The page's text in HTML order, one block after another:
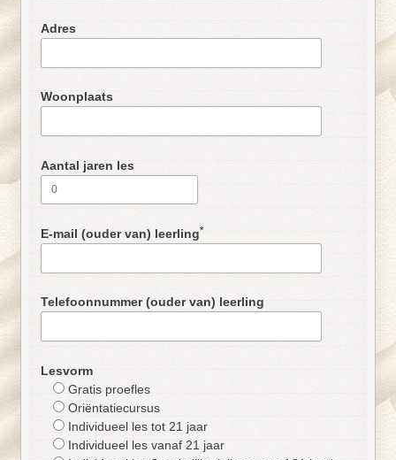
Adres
Woonplaats
Aantal jaren les
E-mail (ouder van) leerling*
Telefoonnummer (ouder van) leerling
Lesvorm
Gratis proefles
Oriëntatiecursus
Individueel les tot 21 jaar
Individueel les vanaf 21 jaar